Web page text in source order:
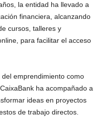
la entidad ha llevado a
financiera, alcanzando
cursos, talleres y
para facilitar el acceso
emprendimiento como
ha acompañado a
ideas en proyectos
de trabajo directos.